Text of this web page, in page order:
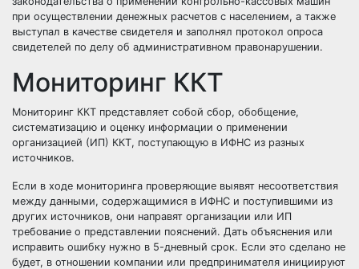
при осуществлении денежных расчетов с населением, а также
выступал в качестве свидетеля и заполнял протокол опроса
свидетелей по делу об административном правонарушении.
Мониторинг ККТ
Мониторинг ККТ представляет собой сбор, обобщение,
систематизацию и оценку информации о применении
организацией (ИП) ККТ, поступающую в ИФНС из разных
источников.
Если в ходе мониторинга проверяющие выявят несоответствия
между данными, содержащимися в ИФНС и поступившими из
других источников, они направят организации или ИП
требование о представлении пояснений. Дать объяснения или
исправить ошибку нужно в 5-дневный срок. Если это сделано не
будет, в отношении компании или предпринимателя инициируют